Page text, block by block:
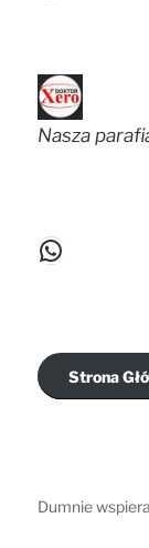
Nasza
Strona
Dumnie